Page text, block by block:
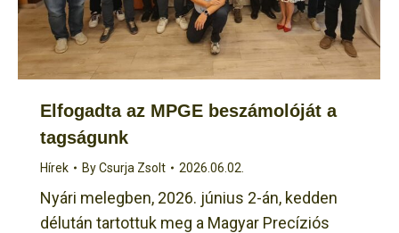
Elfogadta az MPGE beszámolóját a
tagságunk
Hírek ByCsurja Zsolt 2026.06.02.
Nyári melegben, 2026. június 2-án, kedden
délután tartottuk meg a Magyar Precíziós